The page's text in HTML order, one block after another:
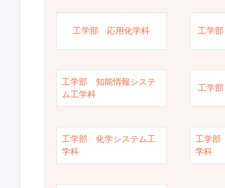
工学部 応用化学科 工学
工学部 知能情報システ
ム工学科
工学
工学部 化学システム工
学科
工学部
学科